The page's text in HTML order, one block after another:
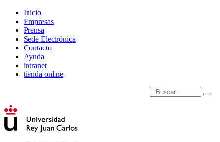
Inicio
Empresas
Prensa
Sede Electrónica
Contacto
Ayuda
intranet
tienda online
Introduce términos de